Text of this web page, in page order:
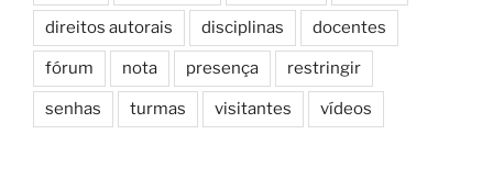
direitos autorais disciplinas docentes
fórum nota presença restringir
senhas turmas visitantes vídeos